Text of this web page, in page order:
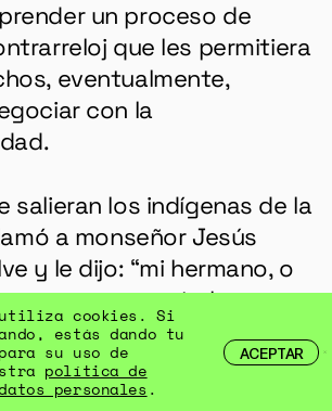
un proceso de
que les permitiera
eventualmente,
con la
salieran los indígenas de la
a monseñor Jesús
y le dijo: “mi hermano, o
casa o me presta la
arzobispo de Cali los
y allí el mayor se
un auditorio a palabrear
cookies. Si
estás dando tu
su uso de
política de
personales .
ACEPTAR